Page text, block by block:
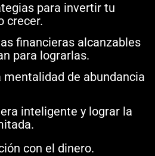
para invertir tu
crecer.
financieras alcanzables
para lograrlas.
mentalidad de abundancia
inteligente y lograr la
con el dinero.